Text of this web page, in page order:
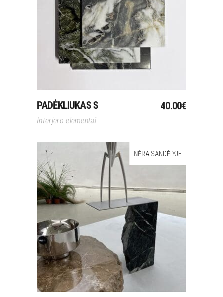
Į Krepšelį
PADĖKLIUKAS S 40.00€
Interjero elementai
NĖRA SANDĖLYJE
Daugiau